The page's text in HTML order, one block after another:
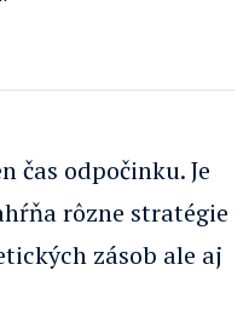
čas odpočinku. Je
rôzne stratégie
zásob ale aj